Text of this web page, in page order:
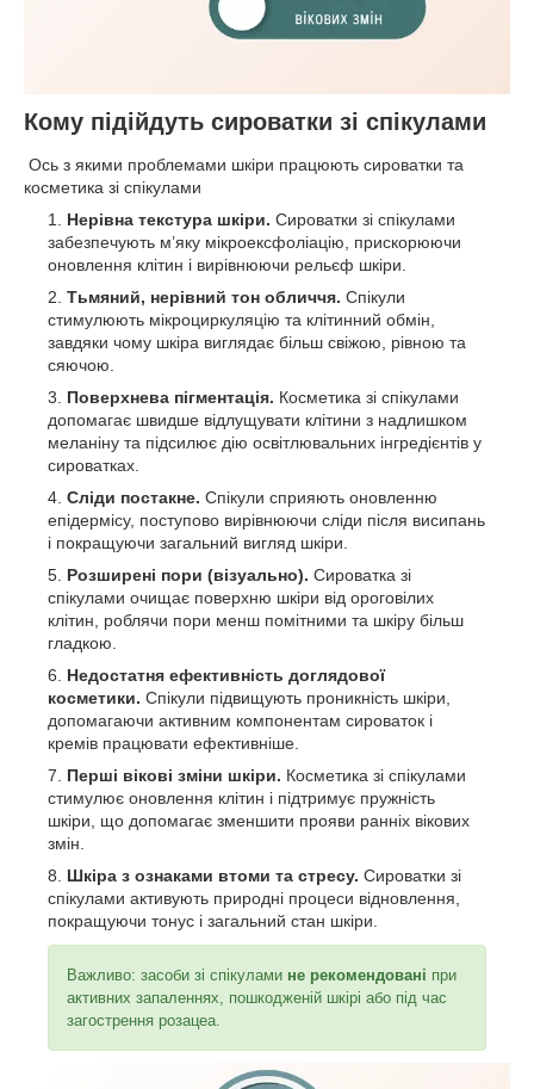
Кому підійдуть сироватки зі спікулами
Ось з якими проблемами шкіри працюють сироватки та
косметика зі спікулами
Нерівна текстура шкіри. Сироватки зі спікулами
забезпечують м’яку мікроексфоліацію, прискорюючи
оновлення клітин і вирівнюючи рельєф шкіри.
Тьмяний, нерівний тон обличчя. Спікули
стимулюють мікроциркуляцію та клітинний обмін,
завдяки чому шкіра виглядає більш свіжою, рівною та
сяючою.
Поверхнева пігментація. Косметика зі спікулами
допомагає швидше відлущувати клітини з надлишком
меланіну та підсилює дію освітлювальних інгредієнтів у
сироватках.
Сліди постакне. Спікули сприяють оновленню
епідермісу, поступово вирівнюючи сліди після висипань
і покращуючи загальний вигляд шкіри.
Розширені пори (візуально). Сироватка зі
спікулами очищає поверхню шкіри від ороговілих
клітин, роблячи пори менш помітними та шкіру більш
гладкою.
Недостатня ефективність доглядової
косметики. Спікули підвищують проникність шкіри,
допомагаючи активним компонентам сироваток і
кремів працювати ефективніше.
Перші вікові зміни шкіри. Косметика зі спікулами
стимулює оновлення клітин і підтримує пружність
шкіри, що допомагає зменшити прояви ранніх вікових
змін.
Шкіра з ознаками втоми та стресу. Сироватки зі
спікулами активують природні процеси відновлення,
покращуючи тонус і загальний стан шкіри.
Важливо: засоби зі спікулами не рекомендовані при
активних запаленнях, пошкодженій шкірі або під час
загострення розацеа.